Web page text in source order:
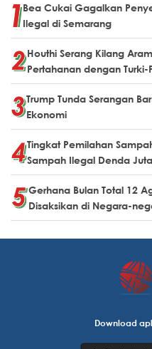
Bea Cukai Gagalkan
Ilegal di Semarang
Houthi Serang Kilang
Pertahanan dengan Turki-
Trump Tunda Serangan
Ekonomi
Tingkat Pemilahan
Sampah Ilegal Denda
Gerhana Bulan Total 12
Disaksikan di Negara-
Download